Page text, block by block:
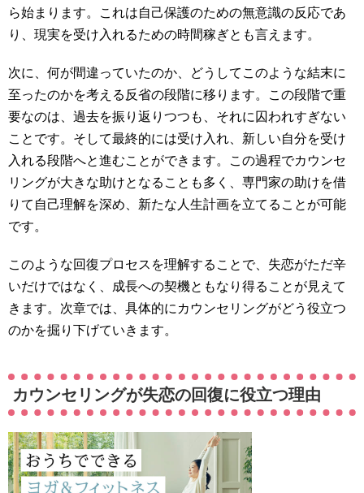
ら始まります。これは自己保護のための無意識の反応であ
り、現実を受け入れるための時間稼ぎとも言えます。
次に、何が間違っていたのか、どうしてこのような結末に
至ったのかを考える反省の段階に移ります。この段階で重
要なのは、過去を振り返りつつも、それに囚われすぎない
ことです。そして最終的には受け入れ、新しい自分を受け
入れる段階へと進むことができます。この過程でカウンセ
リングが大きな助けとなることも多く、専門家の助けを借
りて自己理解を深め、新たな人生計画を立てることが可能
です。
このような回復プロセスを理解することで、失恋がただ辛
いだけではなく、成長への契機ともなり得ることが見えて
きます。次章では、具体的にカウンセリングがどう役立つ
のかを掘り下げていきます。
カウンセリングが失恋の回復に役立つ理由